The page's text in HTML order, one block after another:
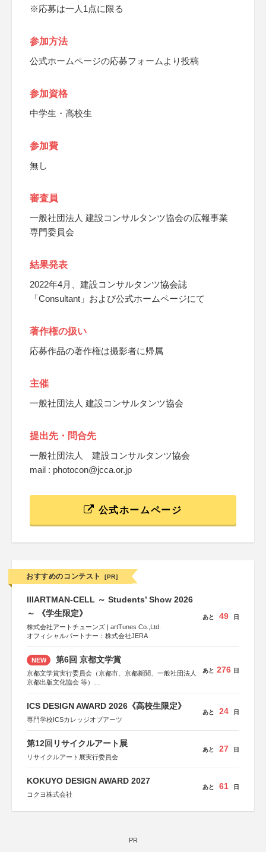
※応募は一人1点に限る
参加方法
公式ホームページの応募フォームより投稿
参加資格
中学生・高校生
参加費
無し
審査員
一般社団法人 建設コンサルタンツ協会の広報事業
専門委員会
結果発表
2022年4月、建設コンサルタンツ協会誌
「Consultant」および公式ホームページにて
著作権の扱い
応募作品の著作権は撮影者に帰属
主催
一般社団法人 建設コンサルタンツ協会
提出先・問合先
一般社団法人 建設コンサルタンツ協会
mail : photocon@jcca.or.jp
公式ホームページ
おすすめのコンテスト [PR]
IIIARTMAN-CELL ～ Students’ Show 2026
～ 《学生限定》
株式会社アートチューンズ | artTunes Co.,Ltd.
オフィシャルパートナー：株式会社JERA
あと 49 日
NEW 第6回 京都文学賞
京都文学賞実行委員会（京都市、京都新聞、一般社団法人
京都出版文化協会 等）
KADOKAWA、河出書房新社、幻冬舎、講談社、光文社、
集英社、小学館、祥伝社、新潮社、淡交社、ちいさいミシ
マ社、徳間書店、早川書房、PHP研究所、双葉社、文藝春
あと 276 日
ICS DESIGN AWARD 2026《高校生限定》
専門学校ICSカレッジオブアーツ
あと 24 日
第12回リサイクルアート展
リサイクルアート展実行委員会
あと 27 日
KOKUYO DESIGN AWARD 2027
コクヨ株式会社
あと 61 日
PR